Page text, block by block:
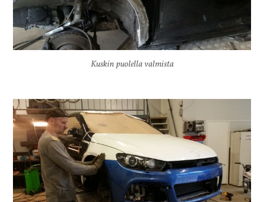
Kuskin puolella valmista